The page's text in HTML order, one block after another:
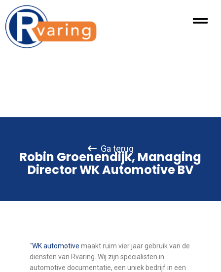
Ga terug
Robin Groenendijk, Managing
Director WK Automotive BV
“WK automotive maakt ruim vier jaar gebruik van de
diensten van Rvaring. Wij zijn specialisten in
automotive documentatie, een uniek bedrijf in een